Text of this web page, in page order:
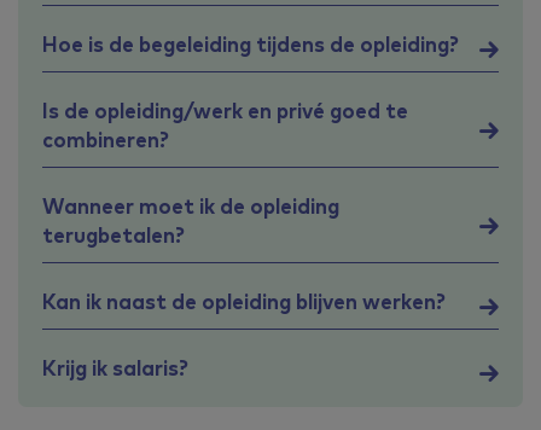
Hoe is de begeleiding tijdens de opleiding?
Is de opleiding/werk en privé goed te
combineren?
Wanneer moet ik de opleiding
terugbetalen?
Kan ik naast de opleiding blijven werken?
Krijg ik salaris?